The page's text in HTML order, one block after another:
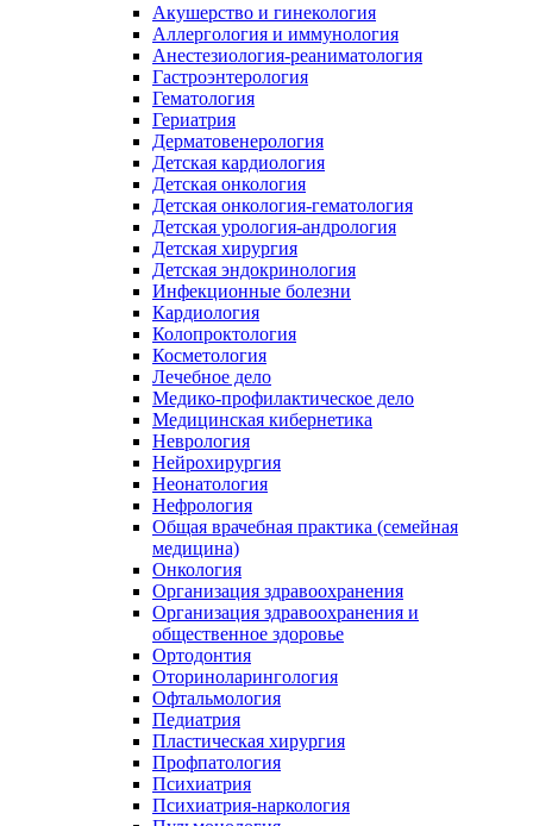
Акушерство и гинекология
Аллергология и иммунология
Анестезиология-реаниматология
Гастроэнтерология
Гематология
Гериатрия
Дерматовенерология
Детская кардиология
Детская онкология
Детская онкология-гематология
Детская урология-андрология
Детская хирургия
Детская эндокринология
Инфекционные болезни
Кардиология
Колопроктология
Косметология
Лечебное дело
Медико-профилактическое дело
Медицинская кибернетика
Неврология
Нейрохирургия
Неонатология
Нефрология
Общая врачебная практика (семейная
медицина)
Онкология
Организация здравоохранения
Организация здравоохранения и
общественное здоровье
Ортодонтия
Оториноларингология
Офтальмология
Педиатрия
Пластическая хирургия
Профпатология
Психиатрия
Психиатрия-наркология